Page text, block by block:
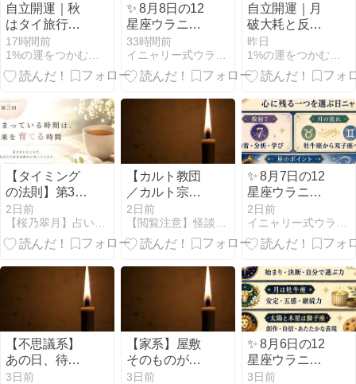
自立開運｜秋
はタイ旅行、
台湾旅行、日
本観光
17時間前
1%の運をつかむ人生相談！福徳開運堂
✨ 8月8日の12
星座ウラニャ
イ ✨
33時間前
イニャリー式ウラニャイ｜暦と12星座で毎日を開運ニャン
自立開運｜月
破大耗と反重
力情報水と夢
の道楽
昨日
1%の運をつかむ人生相談！福徳開運堂
【タイミング
の法則】第3
回：止まって
いる時間は、
未来を育てる
2日前
【カルト教団
／カルト宗教
系】オウム真
理教デジタル
アーカイブ
2日前
✨ 8月7日の12
星座ウラニャ
イ ✨
2日前
【不思議系】
あの日、待ち
合わせに行っ
3日前
【家系】屋敷
そのものが神
社だった？ 本
3日前
✨ 8月6日の12
星座ウラニャ
イ ✨
3日前